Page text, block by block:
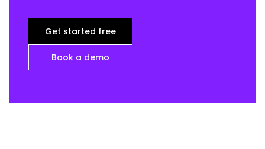
Get started free
Book a demo